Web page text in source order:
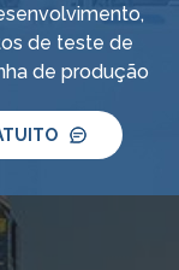
de teste de
de produção